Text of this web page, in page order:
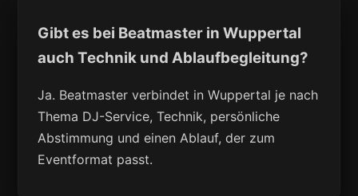
Gibt es bei Beatmaster in Wuppertal
auch Technik und Ablaufbegleitung?
Ja. Beatmaster verbindet in Wuppertal je nach
Thema DJ-Service, Technik, persönliche
Abstimmung und einen Ablauf, der zum
Eventformat passt.